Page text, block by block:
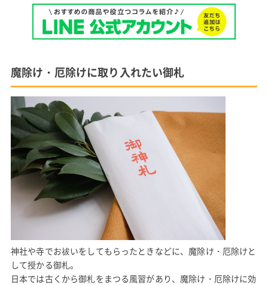
魔除け・厄除けに取り入れたい御札
神社や寺でお祓いをしてもらったときなどに、魔除け・厄除けと
して授かる御札。
日本では古くから御札をまつる風習があり、魔除け・厄除けに効